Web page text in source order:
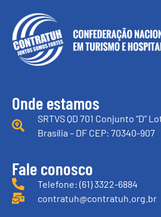
Onde estamos
SRTVS QD 701 Conjunto “D”
Brasília – DF CEP: 70340-907
Fale conosco
Telefone: (61) 3322-6884
contratuh@contratuh.org.br